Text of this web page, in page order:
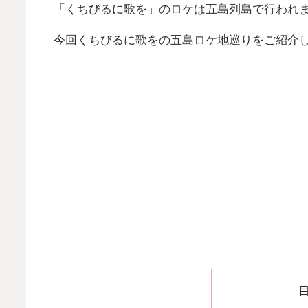
「くちびるに歌を」のロケは五島列島で行われま
今回くちびるに歌をの五島ロケ地巡りをご紹介し